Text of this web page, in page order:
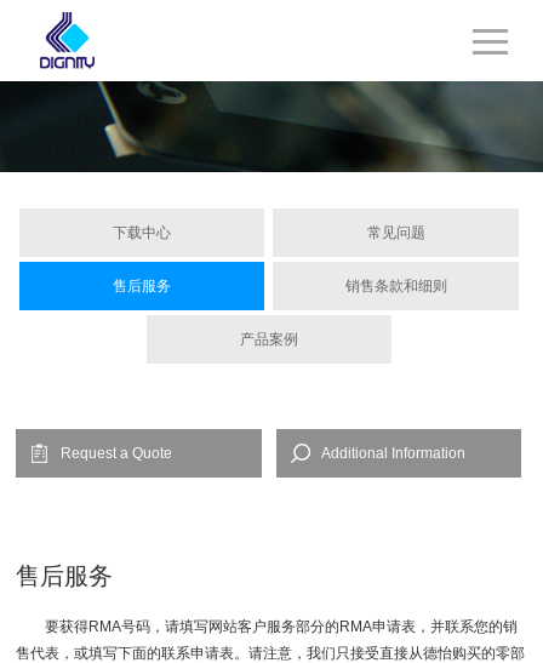
下载中心 常见问题
售后服务 销售条款和细则
产品案例
Request a Quote Additional Information
售后服务
要获得RMA号码，请填写网站客户服务部分的RMA申请表，并联系您的销
售代表，或填写下面的联系申请表。请注意，我们只接受直接从德怡购买的零部